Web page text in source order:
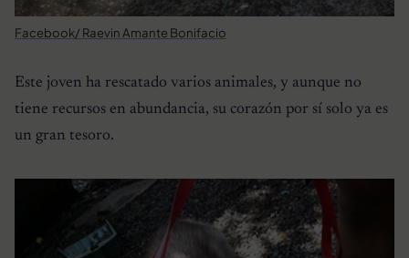
Facebook/ Raevin Amante Bonifacio
Este joven ha rescatado varios animales, y aunque no
tiene recursos en abundancia, su corazón por sí solo ya es
un gran tesoro.